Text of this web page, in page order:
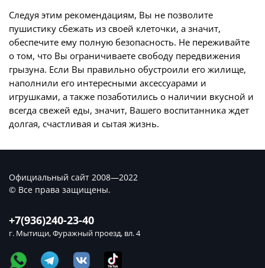
Следуя этим рекомендациям, Вы не позволите
пушистику сбежать из своей клеточки, а значит,
обеспечите ему полную безопасность. Не переживайте
о том, что Вы ограничиваете свободу передвижения
грызуна. Если Вы правильно обустроили его жилище,
наполнили его интересными аксессуарами и
игрушками, а также позаботились о наличии вкусной и
всегда свежей еды, значит, Вашего воспитанника ждет
долгая, счастливая и сытая жизнь.
+7(936)240-23-40
г. Мытищи, Фуражный проезд, вл. 4
Официальный сайт 2008—2022
© Все права защищены.